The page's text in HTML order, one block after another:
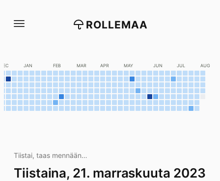
suoraan
ROLLEMAA
DEC JAN FEB MAR APR MAY JUN JUL AUG
Tiistai, taas mennään…
Tiistaina, 21. marraskuuta 2023